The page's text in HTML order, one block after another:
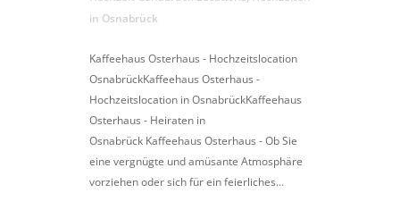
in Osnabrück
Kaffeehaus Osterhaus - Hochzeitslocation
OsnabrückKaffeehaus Osterhaus -
Hochzeitslocation in OsnabrückKaffeehaus
Osterhaus - Heiraten in
Osnabrück Kaffeehaus Osterhaus - Ob Sie
eine vergnügte und amüsante Atmosphäre
vorziehen oder sich für ein feierliches...